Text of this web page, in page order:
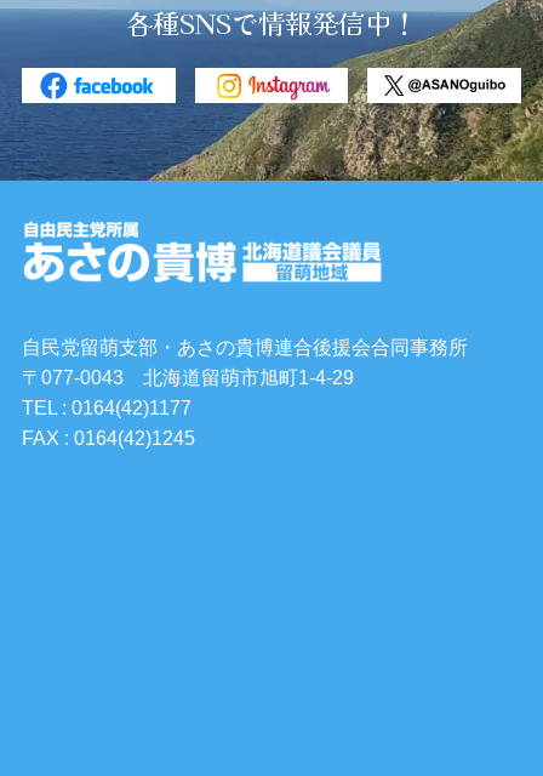
各種SNSで情報発信中！
自民党留萌支部・あさの貴博連合後援会合同事務所
〒077-0043 北海道留萌市旭町1-4-29
TEL : 0164(42)1177
FAX : 0164(42)1245